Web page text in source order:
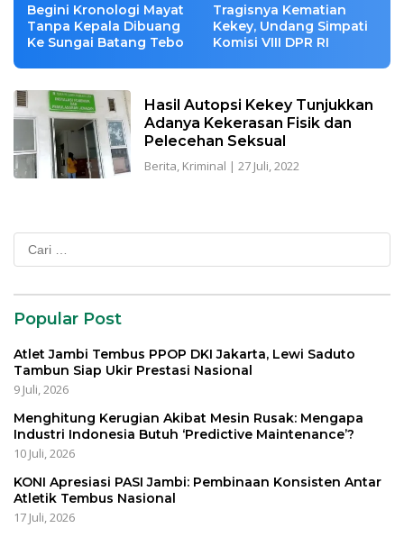
Begini Kronologi Mayat
Tanpa Kepala Dibuang
Ke Sungai Batang Tebo
Tragisnya Kematian
Kekey, Undang Simpati
Komisi VIII DPR RI
Hasil Autopsi Kekey Tunjukkan
Adanya Kekerasan Fisik dan
Pelecehan Seksual
Berita, Kriminal | 27 Juli, 2022
Cari
untuk:
Popular Post
Atlet Jambi Tembus PPOP DKI Jakarta, Lewi Saduto
Tambun Siap Ukir Prestasi Nasional
9 Juli, 2026
Menghitung Kerugian Akibat Mesin Rusak: Mengapa
Industri Indonesia Butuh ‘Predictive Maintenance’?
10 Juli, 2026
KONI Apresiasi PASI Jambi: Pembinaan Konsisten Antar
Atletik Tembus Nasional
17 Juli, 2026